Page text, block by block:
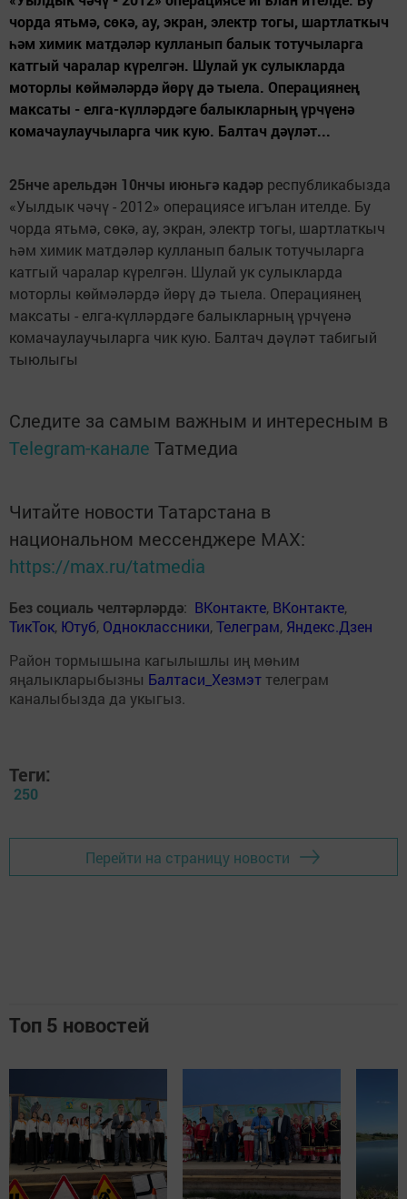
чорда ятьмә, сөкә, ау, экран, электр тогы, шартлаткыч
һәм химик матдәләр кулланып балык тотучыларга
катгый чаралар күрелгән. Шулай ук сулыкларда
моторлы көймәләрдә йөрү дә тыела. Операциянең
максаты - елга-күлләрдәге балыкларның үрчүенә
комачаулаучыларга чик кую. Балтач дәүләт...
25нче арельдән 10нчы июньгә кадәр республикабызда
«Уылдык чәчү - 2012» операциясе игълан ителде. Бу
чорда ятьмә, сөкә, ау, экран, электр тогы, шартлаткыч
һәм химик матдәләр кулланып балык тотучыларга
катгый чаралар күрелгән. Шулай ук сулыкларда
моторлы көймәләрдә йөрү дә тыела. Операциянең
максаты - елга-күлләрдәге балыкларның үрчүенә
комачаулаучыларга чик кую. Балтач дәүләт табигый
тыюлыгы
Следите за самым важным и интересным в
Telegram-канале Татмедиа
Читайте новости Татарстана в
национальном мессенджере MАХ:
https://max.ru/tatmedia
Без социаль челтәрләрдә: ВКонтакте, ВКонтакте,
ТикТок, Ютуб, Одноклассники,Телеграм, Яндекс.Дзен
Район тормышына кагылышлы иң мөһим
яңалыкларыбызны Балтаси_Хезмэт телеграм
каналыбызда да укыгыз.
Теги:
250
Перейти на страницу новости
Топ 5 новостей